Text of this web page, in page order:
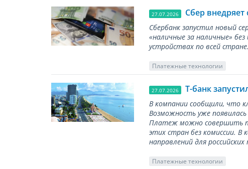
27.07.2026 Сбер
Сбербанк запустил новый
«наличные за наличные»
устройствах по всей стране.
Платежные технологии
27.07.2026 Т-банк
В компании сообщили, что
Возможность уже
Платеж можно совершить
этих стран без комиссии. В
направлений для
Платежные технологии